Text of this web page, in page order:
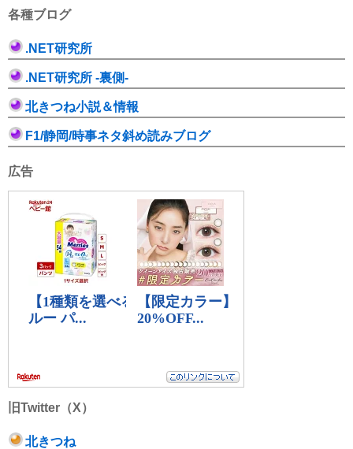
各種ブログ
.NET研究所
.NET研究所 -裏側-
北きつね小説＆情報
F1/静岡/時事ネタ斜め読みブログ
広告
旧Twitter（X）
北きつね